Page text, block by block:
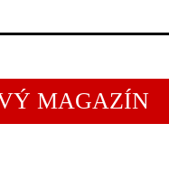
MAGAZÍN